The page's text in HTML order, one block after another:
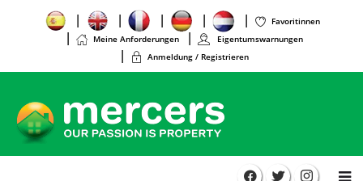
Favoritinnen
Meine Anforderungen
Eigentumswarnungen
Anmeldung / Registrieren